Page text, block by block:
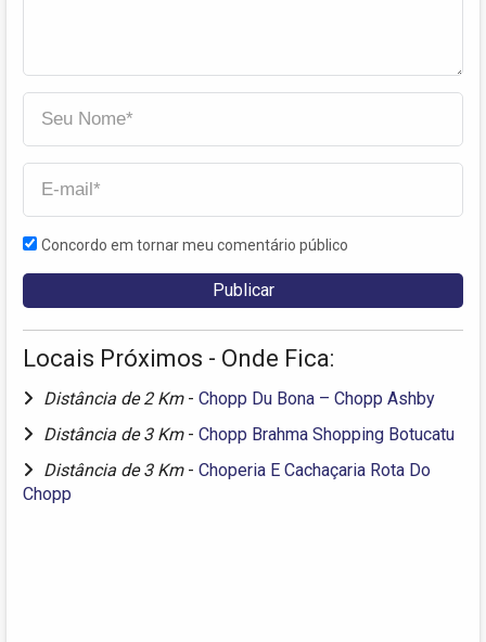
Concordo em tornar meu comentário público
Locais Próximos - Onde Fica:
Distância de 2 Km - Chopp Du Bona – Chopp Ashby
Distância de 3 Km - Chopp Brahma Shopping Botucatu
Distância de 3 Km - Choperia E Cachaçaria Rota Do
Chopp